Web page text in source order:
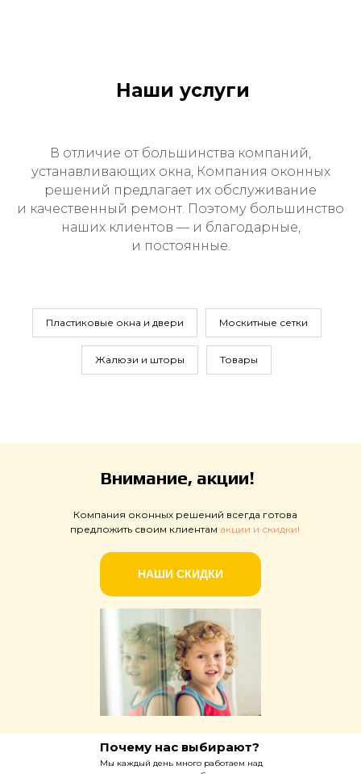
Наши услуги
В отличие от большинства компаний,
устанавливающих окна, Компания оконных
решений предлагает их обслуживание
и качественный ремонт. Поэтому большинство
наших клиентов — и благодарные,
и постоянные.
Пластиковые окна и двери Москитные сетки
Жалюзи и шторы Товары
Внимание, акции!
Компания оконных решений всегда готова
предложить своим клиентам акции и скидки!
НАШИ СКИДКИ
Почему нас выбирают?
Мы каждый день много работаем над